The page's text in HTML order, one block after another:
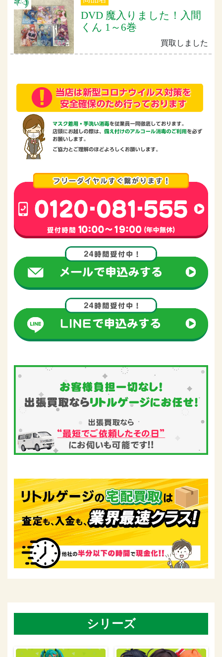
DVD 魔入りました！入間
くん 1～6巻
買取しました
シリーズ